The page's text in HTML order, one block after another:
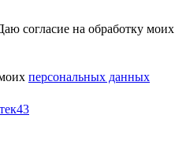
согласие на обработку моих
персональных данных